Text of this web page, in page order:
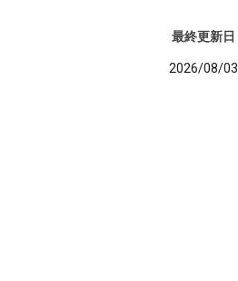
最終更新日
2026/08/03